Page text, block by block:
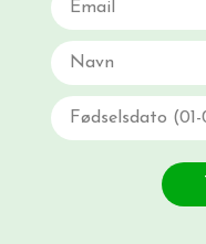
Navn
Fødselsdato